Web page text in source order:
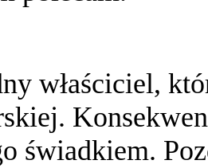
właściciel,
świadkiem.